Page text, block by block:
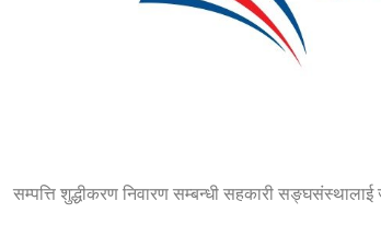
सम्पत्ति शुद्धीकरण निवारण सम्बन्धी सहकारी सङ्घसंस्थालाई